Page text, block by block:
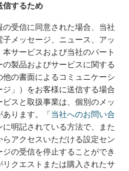
信するため
受信に同意された場合、当社
メッセージ、ニュース、アッ
サービスおよび当社のパート
製品およびサービスに関する
の書面によるコミュニケーシ
ジ」）をお客様に送信する場合
スと取扱事業は、個別のメッ
あります。「当社へのお問い合
に明記されている方法で、また
アクセスいただける設定セン
の受信を停止することができ
クエストまたは購入されたサ